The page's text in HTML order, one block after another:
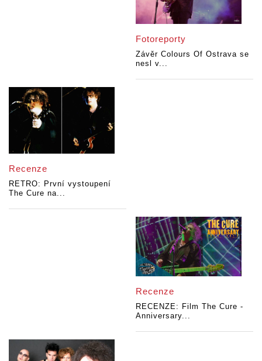
Fotoreporty
Závěr Colours Of Ostrava se
nesl v...
Recenze
RETRO: První vystoupení
The Cure na...
Recenze
RECENZE: Film The Cure -
Anniversary...